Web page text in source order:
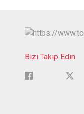
Bizi Takip Edin